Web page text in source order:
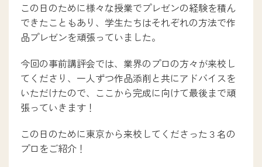
教職員募集
プライバシーポリシー
OBC・OBM入試センター
0120-606064
この日のために様々な授業でプレゼンの経験を積ん
できたこともあり、学生たちはそれぞれの方法で作
品プレゼンを頑張っていました。
今回の事前講評会では、業界のプロの方々が来校し
てくださり、一人ずつ作品添削と共にアドバイスを
いただけたので、ここから完成に向けて最後まで頑
張っていきます！
この日のために東京から来校してくださった３名の
プロをご紹介！